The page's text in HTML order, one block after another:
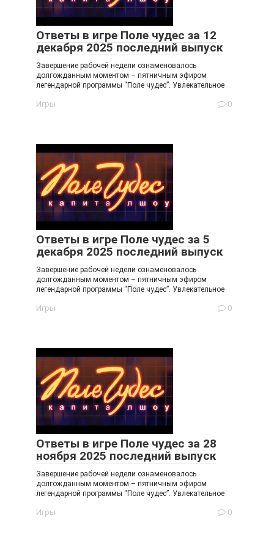
Ответы в игре Поле чудес за 12
декабря 2025 последний выпуск
Завершение рабочей недели ознаменовалось
долгожданным моментом – пятничным эфиром
легендарной программы “Поле чудес”. Увлекательное
Игры 0
Ответы в игре Поле чудес за 5
декабря 2025 последний выпуск
Завершение рабочей недели ознаменовалось
долгожданным моментом – пятничным эфиром
легендарной программы “Поле чудес”. Увлекательное
Игры 0
Ответы в игре Поле чудес за 28
ноября 2025 последний выпуск
Завершение рабочей недели ознаменовалось
долгожданным моментом – пятничным эфиром
легендарной программы “Поле чудес”. Увлекательное
Игры 0